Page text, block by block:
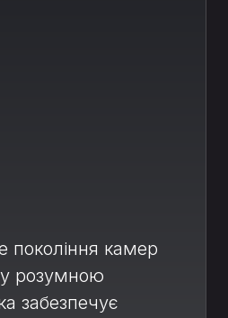
покоління камер
розумною
забезпечує